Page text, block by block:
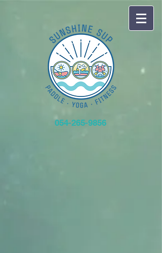
054-265-9856